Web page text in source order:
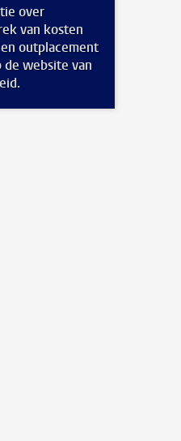
over
van kosten
outplacement
de website van